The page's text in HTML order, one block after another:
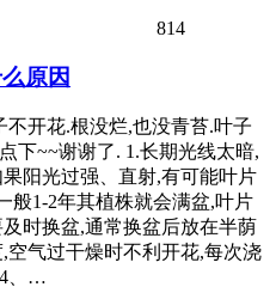
814
原因
开花.根没烂,也没青苔.叶子
下~~谢谢了. 1.长期光线太暗,
阳光过强、直射,有可能叶片
般1-2年其植株就会满盆,叶片
时换盆,通常换盆后放在半荫
空气过干燥时不利开花,每次浇
、…